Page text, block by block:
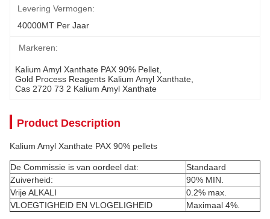
Levering Vermogen:
40000MT Per Jaar
Markeren:
Kalium Amyl Xanthate PAX 90% Pellet
Gold Process Reagents Kalium Amyl Xanthate
Cas 2720 73 2 Kalium Amyl Xanthate
Product Description
Kalium Amyl Xanthate PAX 90% pellets
De Commissie is van oordeel dat:
Standaard
Zuiverheid:
90% MIN.
Vrije ALKALI
0.2% max.
VLOEGTIGHEID EN VLOGELIGHEID
Maximaal 4%.